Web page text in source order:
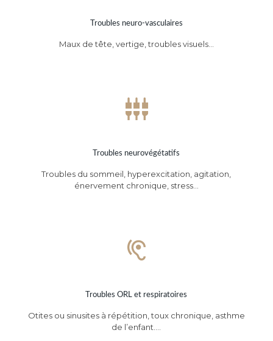
Troubles neuro-vasculaires
Maux de tête, vertige, troubles visuels…
Troubles neurovégétatifs
Troubles du sommeil, hyperexcitation, agitation,
énervement chronique, stress…
Troubles ORL et respiratoires
Otites ou sinusites à répétition, toux chronique, asthme
de l’enfant….